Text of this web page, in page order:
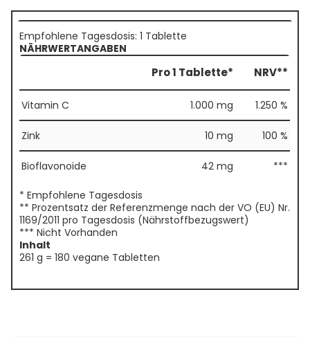
Empfohlene Tagesdosis: 1 Tablette
NÄHRWERTANGABEN
Pro 1 Tablette* NRV**
Vitamin C 1.000 mg 1.250 %
Zink 10 mg 100 %
Bioflavonoide 42 mg ***
* Empfohlene Tagesdosis
** Prozentsatz der Referenzmenge nach der VO (EU) Nr.
1169/2011 pro Tagesdosis (Nährstoffbezugswert)
*** Nicht Vorhanden
Inhalt
261 g = 180 vegane Tabletten